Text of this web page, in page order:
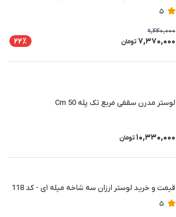
5
9,440,000
7,370,000 تومان 22٪
لوستر مدرن سقفی مربع تک پله 50 Cm
10,330,000 تومان
قیمت و خرید لوستر ارزان سه شاخه میله ای - کد 118
5